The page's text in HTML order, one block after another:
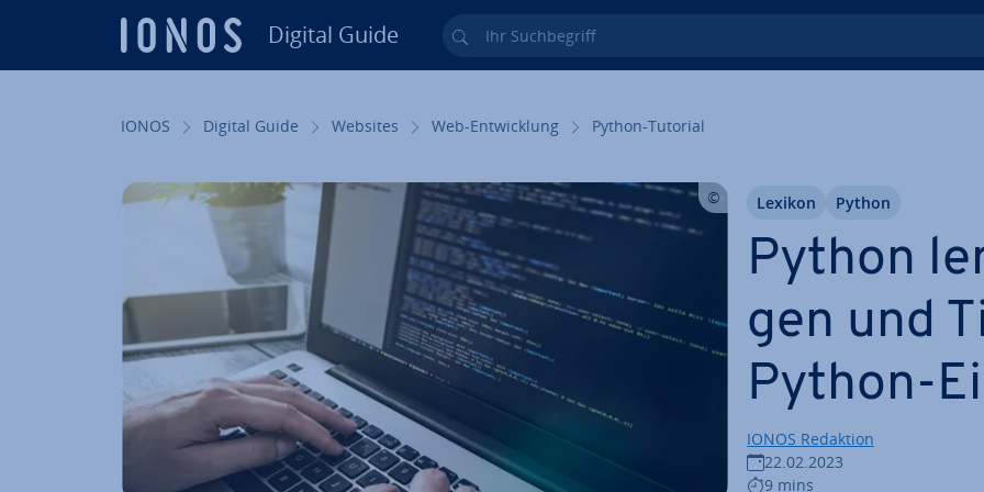
Digital Guide Ihr Such­be­griff
IONOS Digital Guide Websites Web-Ent­wick­lung Python-Tutorial
Python
gen und
Python-
IONOS Redaktion
22.02.2023
9 mins
Lexikon Python